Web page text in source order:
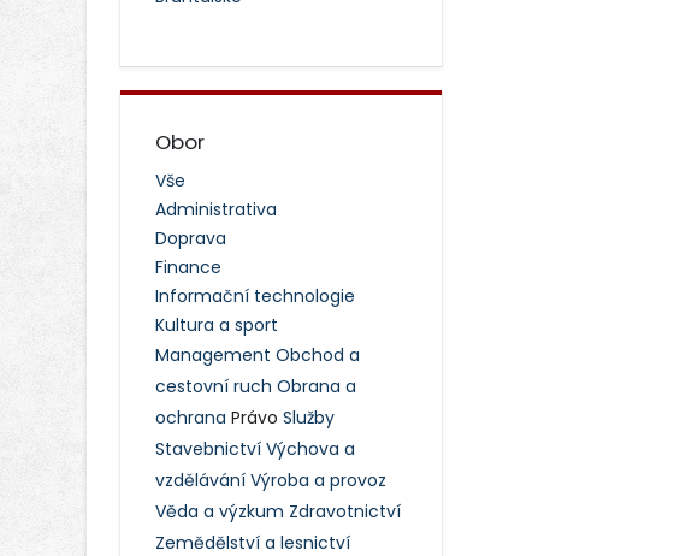
Obor
Vše
Administrativa
Doprava
Finance
Informační technologie
Kultura a sport
Management Obchod a
cestovní ruch Obrana a
ochrana Právo Služby
Stavebnictví Výchova a
vzdělávání Výroba a provoz
Věda a výzkum Zdravotnictví
Zemědělství a lesnictví